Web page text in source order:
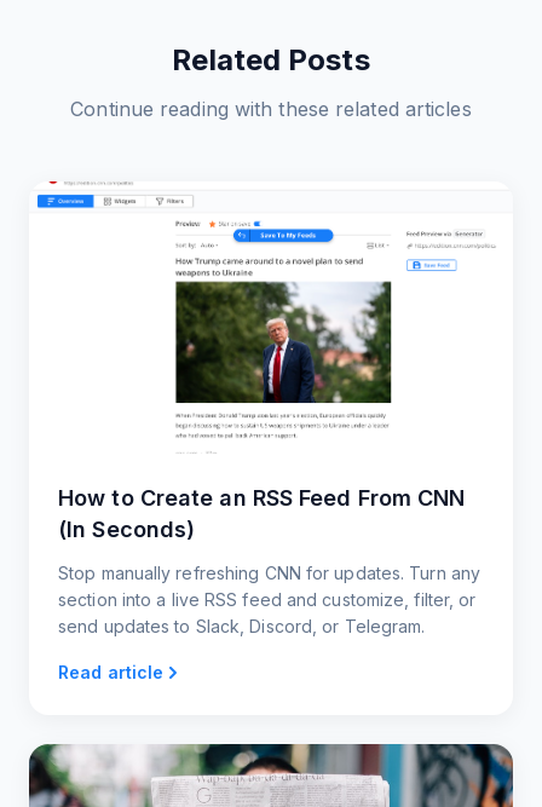
Related Posts
Continue reading with these related articles
How to Create an RSS Feed From CNN
(In Seconds)
Stop manually refreshing CNN for updates. Turn any
section into a live RSS feed and customize, filter, or
send updates to Slack, Discord, or Telegram.
Read article